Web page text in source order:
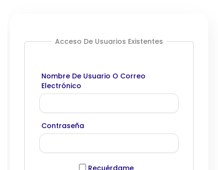
Acceso De Usuarios Existentes
Nombre De Usuario O Correo
Electrónico
Contraseña